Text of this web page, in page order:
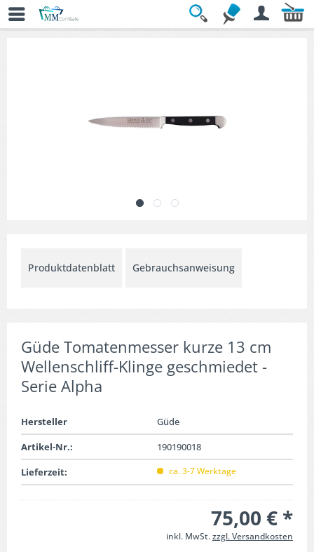
Übersicht » Allzweck- & Universalmesser
Produktdatenblatt Gebrauchsanweisung
Güde Tomatenmesser kurze 13 cm
Wellenschliff-Klinge geschmiedet -
Serie Alpha
Hersteller
Güde
Artikel-Nr.:
190190018
Lieferzeit:
ca. 3-7 Werktage
75,00 € *
inkl. MwSt.zzgl. Versandkosten